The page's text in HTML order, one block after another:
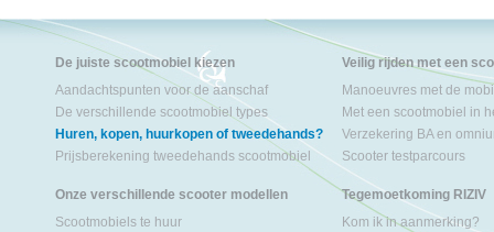
De juiste scootmobiel kiezen
Aandachtspunten voor de aanschaf
De verschillende scootmobiel types
Huren, kopen, huurkopen of tweedehands?
Prijsberekening tweedehands scootmobiel
Onze verschillende scooter modellen
Scootmobiels te huur
Veilig rijden met een
Manoeuvres met de
Met een scootmobiel in
Verzekering BA en
Scooter testparcours
Tegemoetkoming RIZIV
Kom ik in aanmerking?